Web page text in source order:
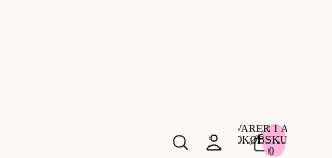
VARER I ALT I
INDKØBSKURVEN:
0